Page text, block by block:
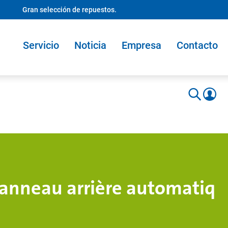
Gran selección de repuestos.
Servicio Noticia Empresa Contacto
arrière automatiq